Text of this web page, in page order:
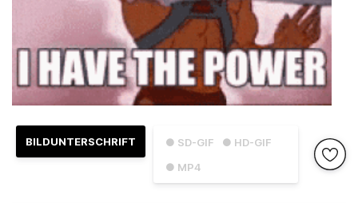
● SD-GIF
● HD-GIF
● MP4
BILDUNTERSCHRIFT